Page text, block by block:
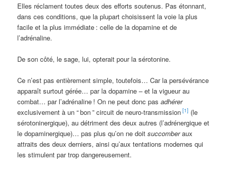
Elles réclament toutes deux des efforts soutenus. Pas étonnant,
dans ces conditions, que la plupart choisissent la voie la plus
facile et la plus immédiate : celle de la dopamine et de
l’adrénaline.
De son côté, le sage, lui, opterait pour la sérotonine.
Ce n’est pas entièrement simple, toutefois… Car la persévérance
apparaît surtout gérée… par la dopamine – et la vigueur au
combat… par l’adrénaline ! On ne peut donc pasadhérer
exclusivement à un “bon” circuit de neuro-transmission [1] (le
sérotoninergique), au détriment des deux autres (l’adrénergique et
le dopaminergique)… pas plus qu’on ne doitsuccomberaux
attraits des deux derniers, ainsi qu’aux tentations modernes qui
les stimulent par trop dangereusement.